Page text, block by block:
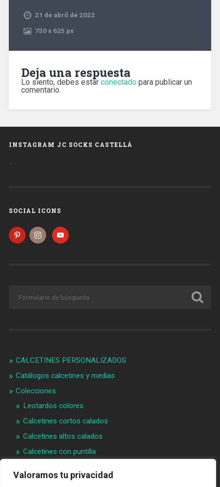
Valoramos tu privacidad
21 de abril de 2022
750x625 px
Deja una respuesta
Lo siento, debes estar conectadopara publicar un
comentario.
INSTAGRAM JC SOCKS CASTELLÀ
…
SOCIAL ICONS
CALCETINES PERSONALIZADOS
Catálogos calcetines y medias
Colecciones
Leotardos colores
Calcetines cortos calados
Calcetines altos calados
Calcetines con puntilla
Materias primeras